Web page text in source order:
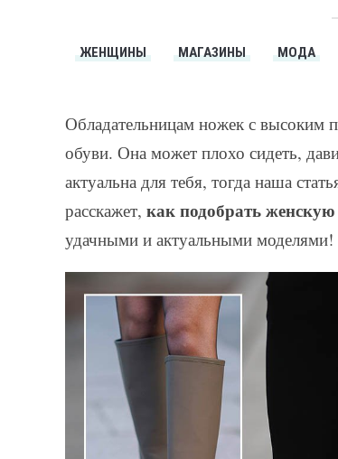
ЖЕНЩИНЫ МАГАЗИНЫ МОДА
Обладательницам ножек с высоким
обуви. Она может плохо сидеть,
актуальна для тебя, тогда наша
расскажет, как подобрать
удачными и актуальными моделями!